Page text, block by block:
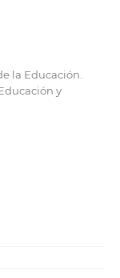
la Educación.
y